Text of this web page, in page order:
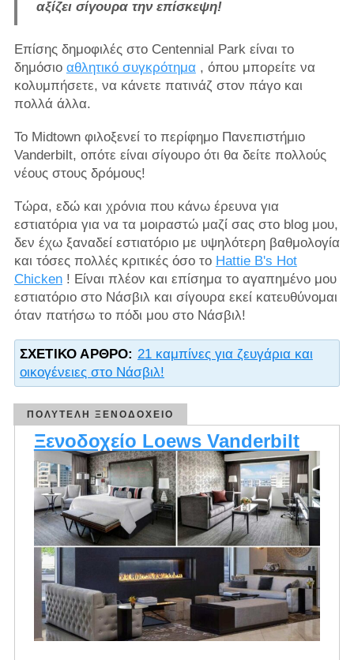
αξίζει σίγουρα την επίσκεψη!
Επίσης δημοφιλές στο Centennial Park είναι το
δημόσιο αθλητικό συγκρότημα, όπου μπορείτε να
κολυμπήσετε, να κάνετε πατινάζ στον πάγο και
πολλά άλλα.
Το Midtown φιλοξενεί το περίφημο Πανεπιστήμιο
Vanderbilt, οπότε είναι σίγουρο ότι θα δείτε πολλούς
νέους στους δρόμους!
Τώρα, εδώ και χρόνια που κάνω έρευνα για
εστιατόρια για να τα μοιραστώ μαζί σας στο blog μου,
δεν έχω ξαναδεί εστιατόριο με υψηλότερη βαθμολογία
και τόσες πολλές κριτικές όσο το Hattie B's Hot
Chicken! Είναι πλέον και επίσημα το αγαπημένο μου
εστιατόριο στο Νάσβιλ και σίγουρα εκεί κατευθύνομαι
όταν πατήσω το πόδι μου στο Νάσβιλ!
ΣΧΕΤΙΚΌ ΆΡΘΡΟ: 21 καμπίνες για ζευγάρια και
οικογένειες στο Νάσβιλ!
ΠΟΛΥΤΕΛΉ ΞΕΝΟΔΟΧΕΊΟ
Ξενοδοχείο Loews Vanderbilt